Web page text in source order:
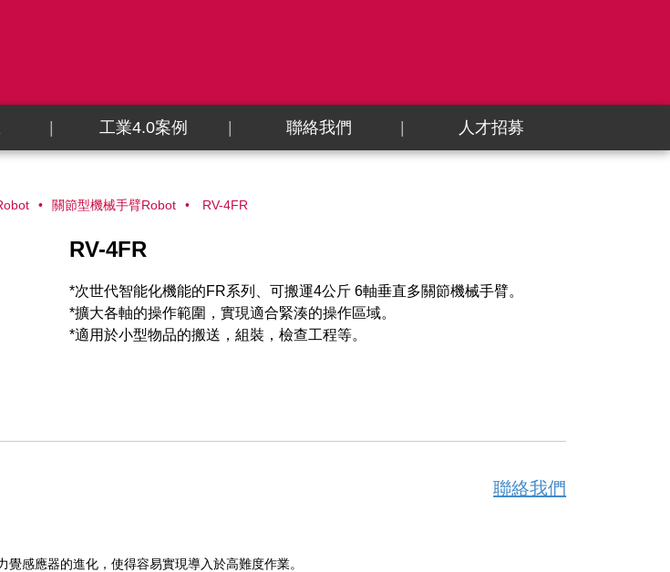
工業4.0案例 聯絡我們 人才招募
關節型機械手臂Robot RV-4FR
RV-4FR
*次世代智能化機能的FR系列、可搬運4公斤 6軸垂直多關節機械手臂。
*擴大各軸的操作範圍，實現適合緊湊的操作區域。
*適用於小型物品的搬送，組裝，檢查工程等。
聯絡我們
感應器的進化，使得容易實現導入於高難度作業。